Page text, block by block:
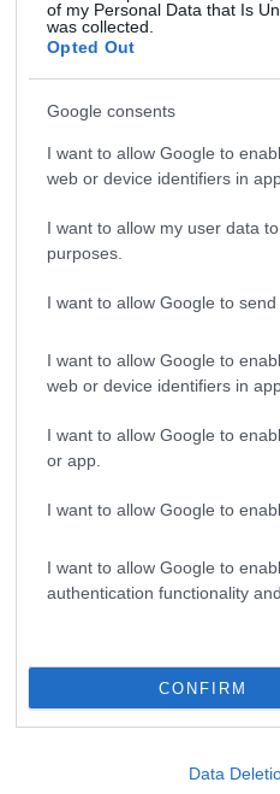
of my Personal Data that Is
was collected.
Opted Out
Google consents
I want to allow Google to
web or device identifiers in
I want to allow my user data
purposes.
I want to allow Google to
I want to allow Google to
web or device identifiers in
I want to allow Google to
or app.
I want to allow Google to
I want to allow Google to
authentication functionality
CONFIRM
Data
3 - a Disney állítólag
| 2015.05.31 15:37
folytatni a Tron-t, ami